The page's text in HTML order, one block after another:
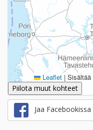
Leaflet | Sisältää
Piilota muut kohteet
Jaa Facebookissa